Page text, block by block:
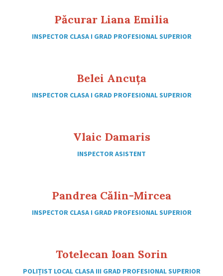
Păcurar Liana Emilia
INSPECTOR CLASA I GRAD PROFESIONAL SUPERIOR
Belei Ancuța
INSPECTOR CLASA I GRAD PROFESIONAL SUPERIOR
Vlaic Damaris
INSPECTOR ASISTENT
Pandrea Călin-Mircea
INSPECTOR CLASA I GRAD PROFESIONAL SUPERIOR
Totelecan Ioan Sorin
POLIȚIST LOCAL CLASA III GRAD PROFESIONAL SUPERIOR